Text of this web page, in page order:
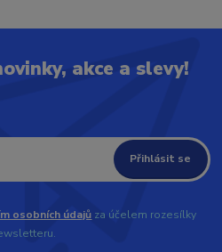
akce a slevy!
Přihlásit se
osobních údajů za účelem rozesílky